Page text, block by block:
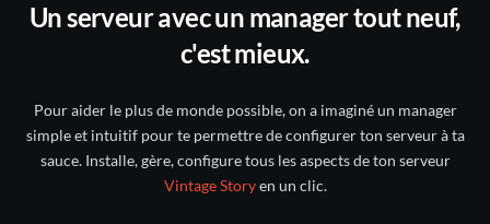
conservée pendant 6 mois
compte Twitter/X
Un serveur avec un manager tout neuf,
c'est mieux.
Pour aider le plus de monde possible, on a imaginé un manager
simple et intuitif pour te permettre de configurer ton serveur à ta
sauce. Installe, gère, configure tous les aspects de ton serveur
Vintage Story en un clic.